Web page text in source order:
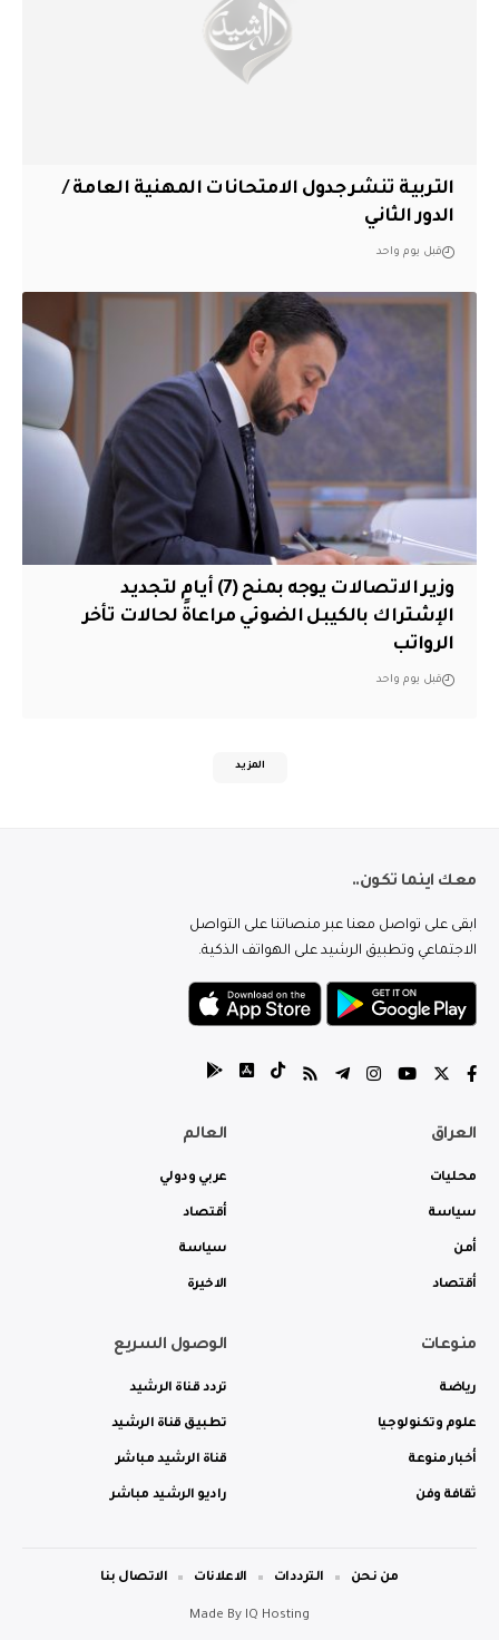
التربية تنشر جدول الامتحانات المهنية العامة /
الدور الثاني
قبل يوم واحد
وزير الاتصالات يوجه بمنح (7) أيام لتجديد
الإشتراك بالكيبل الضوئي مراعاةً لحالات تأخر
الرواتب
قبل يوم واحد
المزيد
معك اينما تكون..
ابقى على تواصل معنا عبر منصاتنا على التواصل
الاجتماعي وتطبيق الرشيد على الهواتف الذكية.
العراق
محليات
سياسة
أمن
أقتصاد
العالم
عربي ودولي
أقتصاد
سياسة
الاخيرة
منوعات
رياضة
علوم وتكنولوجيا
أخبار منوعة
ثقافة وفن
الوصول السريع
تردد قناة الرشيد
تطبيق قناة الرشيد
قناة الرشيد مباشر
راديو الرشيد مباشر
Made By IQ Hosting
من نحن الترددات الاعلانات الاتصال بنا